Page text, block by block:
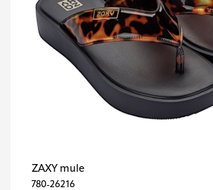
ZAXY mule
780-26216